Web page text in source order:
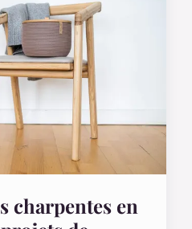
charpentes en